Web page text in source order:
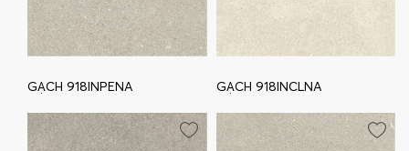
GẠCH 918INPENA GẠCH 918INCLNA